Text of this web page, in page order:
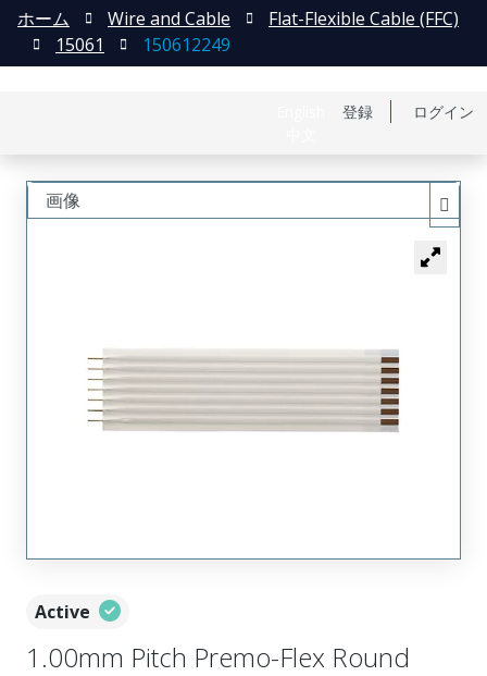
登録 ログイン
ホーム Wire and Cable
Flat-Flexible Cable (FFC)
15061
150612249
Active
1.00mm Pitch Premo-Flex Round
画像